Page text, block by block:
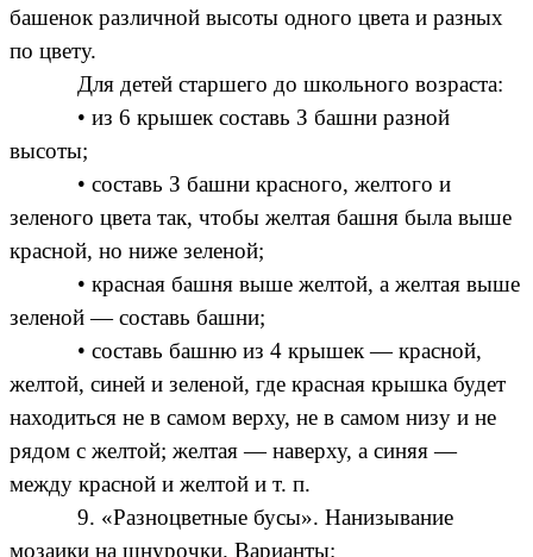
башенок различной высоты одного цвета и разных
по цвету.
Для детей старшего до школьного возраста:
• из 6 крышек составь З башни разной
высоты;
• составь З башни красного, желтого и
зеленого цвета так, чтобы желтая башня была выше
красной, но ниже зеленой;
• красная башня выше желтой, а желтая выше
зеленой — составь башни;
• составь башню из 4 крышек — красной,
желтой, синей и зеленой, где красная крышка будет
находиться не в самом верху, не в самом низу и не
рядом с желтой; желтая — наверху, а синяя —
между красной и желтой и т. п.
9. «Разноцветные бусы». Нанизывание
мозаики на шнурочки. Варианты: